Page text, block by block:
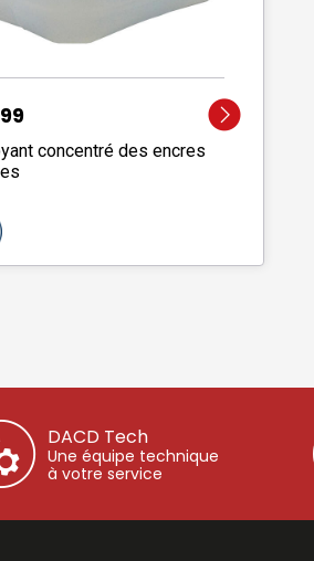
concentré des encres
DACD Tech
Une équipe technique
à votre service